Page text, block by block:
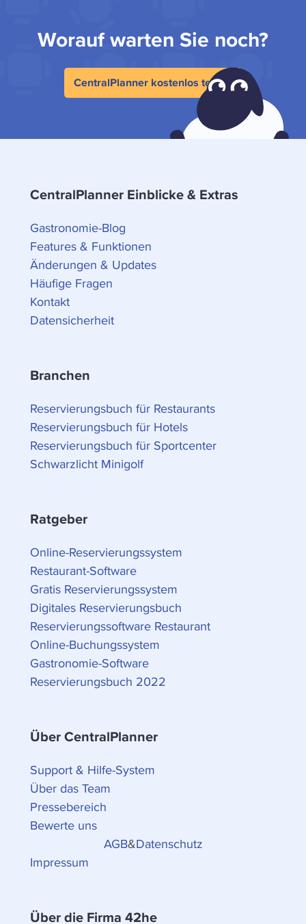
Worauf warten Sie noch?
CentralPlanner kostenlos testen
CentralPlanner Einblicke & Extras
Gastronomie-Blog
Features & Funktionen
Änderungen & Updates
Häufige Fragen
Kontakt
Datensicherheit
Branchen
Reservierungsbuch für Restaurants
Reservierungsbuch für Hotels
Reservierungsbuch für Sportcenter
Schwarzlicht Minigolf
Ratgeber
Online-Reservierungssystem
Restaurant-Software
Gratis Reservierungssystem
Digitales Reservierungsbuch
Reservierungssoftware Restaurant
Online-Buchungssystem
Gastronomie-Software
Reservierungsbuch 2022
Über CentralPlanner
Support & Hilfe-System
Über das Team
Pressebereich
Bewerte uns
AGB&Datenschutz
Impressum
Über die Firma 42he